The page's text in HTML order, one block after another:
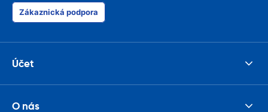
Zákaznická podpora
Účet
O nás